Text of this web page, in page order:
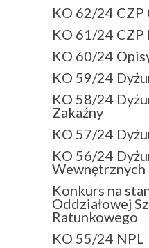
KO 62/24 CZP
KO 61/24 CZP
KO 60/24
KO 59/24
KO 58/24
Zakaźny
KO 57/24
KO 56/24
Wewnętrznych
Konkurs na
Oddziałowej
Ratunkowego
KO 55/24 NPL